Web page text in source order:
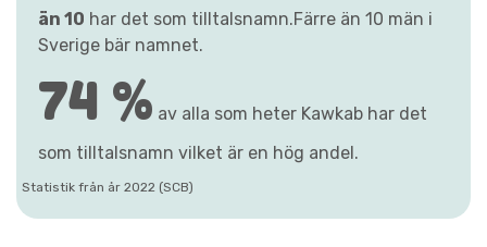
än 10 har det som tilltalsnamn.Färre än 10 män i
Sverige bär namnet.
74 % av alla som heter Kawkab har det
som tilltalsnamn vilket är en hög andel.
Statistik från år 2022 (SCB)